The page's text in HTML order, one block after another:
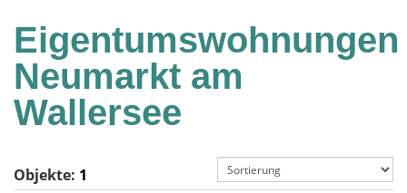
Eigentumswohnungen
Neumarkt am
Wallersee
Objekte: 1